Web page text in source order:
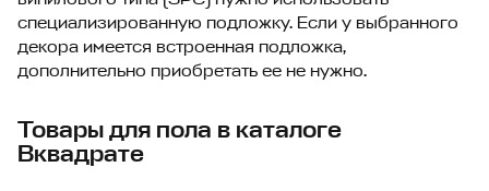
специализированную подложку. Если у выбранного
декора имеется встроенная подложка,
дополнительно приобретать ее не нужно.
Товары для пола в каталоге
Вквадрате